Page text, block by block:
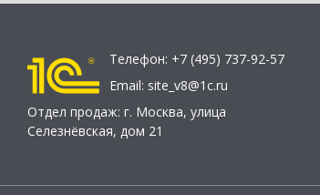
Телефон: +7 (495) 737-92-57
Email: site_v8@1c.ru
Отдел продаж: г. Москва, улица
Селезнёвская, дом 21